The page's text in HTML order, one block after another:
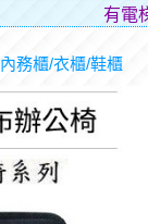
有電梯，免
內務櫃/衣櫃/鞋櫃